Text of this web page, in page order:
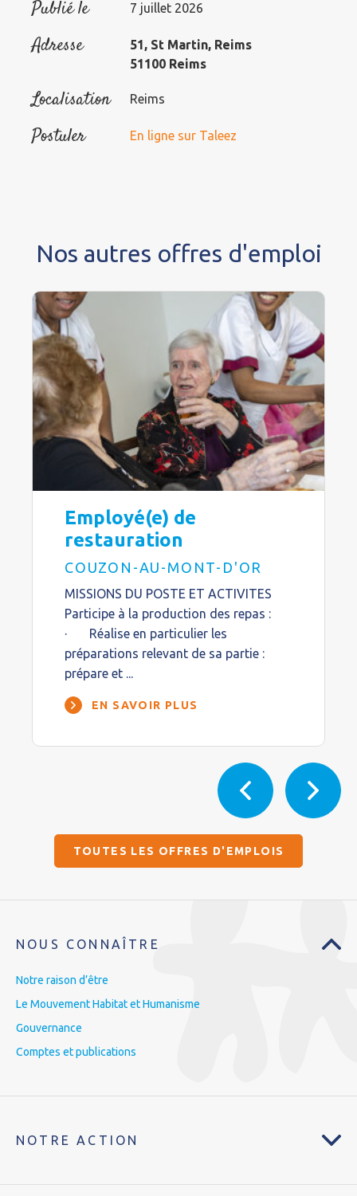
Publié le 7 juillet 2026
Adresse
51, St Martin, Reims
51100 Reims
Localisation Reims
Postuler En ligne sur Taleez
Nos autres offres d'emploi
Employé(e) de
restauration
COUZON-AU-MONT-D'OR
MISSIONS DU POSTE ET ACTIVITES
Participe à la production des repas :
· Réalise en particulier les
préparations relevant de sa partie :
prépare et ...
EN SAVOIR PLUS
TOUTES LES OFFRES D'EMPLOIS
NOUS CONNAÎTRE
Notre raison d’être
Le Mouvement Habitat et Humanisme
Gouvernance
Comptes et publications
NOTRE ACTION